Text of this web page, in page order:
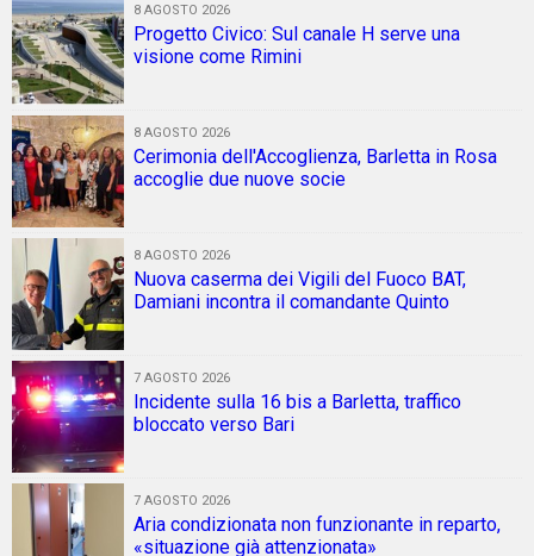
8 AGOSTO 2026
Progetto Civico: Sul canale H serve una
visione come Rimini
8 AGOSTO 2026
Cerimonia dell'Accoglienza, Barletta in Rosa
accoglie due nuove socie
8 AGOSTO 2026
Nuova caserma dei Vigili del Fuoco BAT,
Damiani incontra il comandante Quinto
7 AGOSTO 2026
Incidente sulla 16 bis a Barletta, traffico
bloccato verso Bari
7 AGOSTO 2026
Aria condizionata non funzionante in reparto,
«situazione già attenzionata»